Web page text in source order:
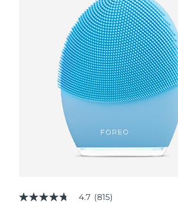
4.7
4.7 (815)